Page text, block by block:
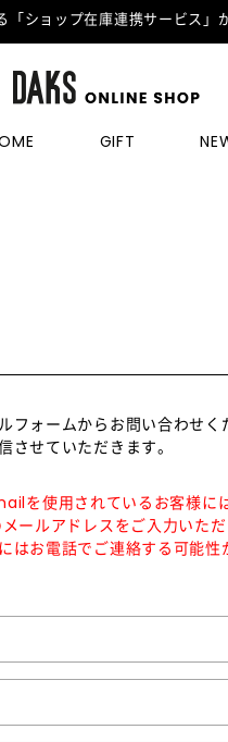
ショップ在庫連携サービス」
GIFT
フォームからお問い合わせく
させていただきます。
を使用されているお客様に
ールアドレスをご入力いただ
はお電話でご連絡する可能性